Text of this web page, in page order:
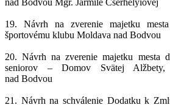
19. Návrh na zverenie majetku
športovému klubu Moldava nad Bodvou
20. Návrh na zverenie majetku mesta
seniorov – Domov Svätej
nad Bodvou
21. Návrh na schválenie Dodatku k